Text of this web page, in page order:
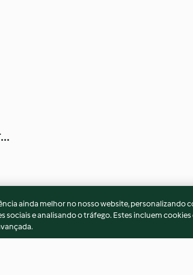
ainda melhor no nosso website, personalizando
e analisando o tráfego. Estes incluem cookies